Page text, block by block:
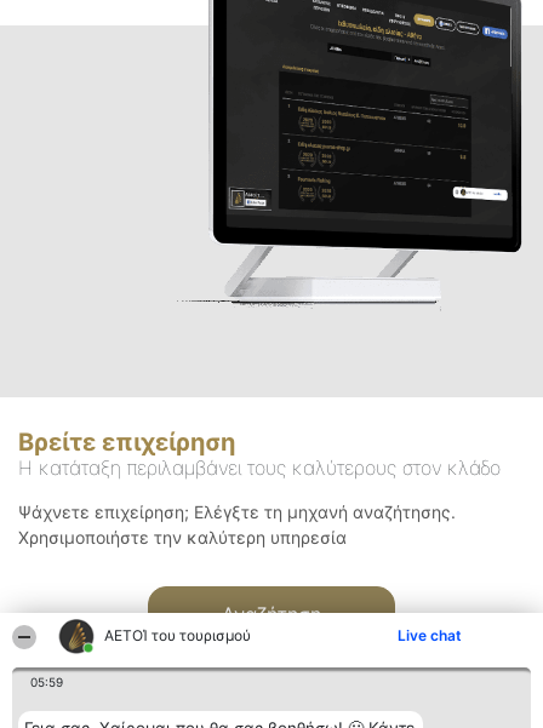
ΑΕΤΟΊ του τουρισμού Live chat
05:59
Βρείτε επιχείρηση
Η κατάταξη περιλαμβάνει τους καλύτερους στον κλάδο
Ψάχνετε επιχείρηση; Ελέγξτε τη μηχανή αναζήτησης.
Χρησιμοποιήστε την καλύτερη υπηρεσία
Αναζήτηση